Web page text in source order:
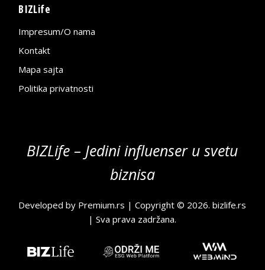
BIZLife
Impresum/O nama
Kontakt
Mapa sajta
Politika privatnosti
BIZLife – Jedini influenser u svetu
biznisa
Developed by Premium.rs | Copyright © 2026.bizlife.rs
| Sva prava zadržana.